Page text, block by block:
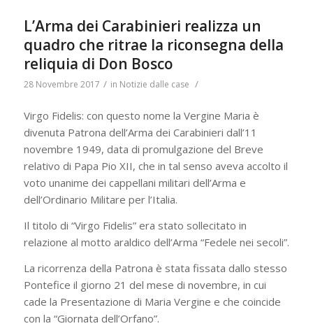
L’Arma dei Carabinieri realizza un
quadro che ritrae la riconsegna della
reliquia di Don Bosco
28 Novembre 2017 / in Notizie dalle case /
Virgo Fidelis: con questo nome la Vergine Maria è
divenuta Patrona dell’Arma dei Carabinieri dall’11
novembre 1949, data di promulgazione del Breve
relativo di Papa Pio XII, che in tal senso aveva accolto il
voto unanime dei cappellani militari dell’Arma e
dell’Ordinario Militare per l’Italia.
Il titolo di “Virgo Fidelis” era stato sollecitato in
relazione al motto araldico dell’Arma “Fedele nei secoli”.
La ricorrenza della Patrona è stata fissata dallo stesso
Pontefice il giorno 21 del mese di novembre, in cui
cade la Presentazione di Maria Vergine e che coincide
con la “Giornata dell’Orfano”.